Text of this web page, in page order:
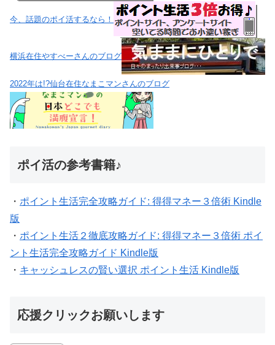
今、話題のポイ活するなら！
横浜在住やすべーさんのブログ
2022年は!?仙台在住なまこマンさんのブログ
ポイ活の参考書籍♪
・ ポイント生活完全攻略ガイド: 得得マネー３倍術 Kindle
版
・ ポイント生活２徹底攻略ガイド: 得得マネー３倍術 ポイ
ント生活完全攻略ガイド Kindle版
・ キャッシュレスの賢い選択 ポイント生活 Kindle版
応援クリックお願いします